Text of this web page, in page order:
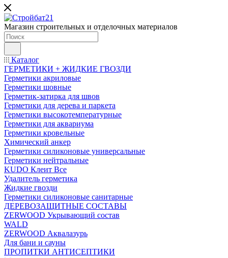
Магазин строительных и отделочных материалов
Каталог
ГЕРМЕТИКИ + ЖИДКИЕ ГВОЗДИ
Герметики акриловые
Герметики шовные
Герметик-затирка для швов
Герметики для дерева и паркета
Герметики высокотемпературные
Герметики для аквариума
Герметики кровельные
Химический анкер
Герметики силиконовые универсальные
Герметики нейтральные
KUDO Клеит Все
Удалитель герметика
Жидкие гвозди
Герметики силиконовые санитарные
ДЕРЕВОЗАЩИТНЫЕ СОСТАВЫ
ZERWOOD Укрывающий состав
WALD
ZERWOOD Аквалазурь
Для бани и сауны
ПРОПИТКИ АНТИСЕПТИКИ